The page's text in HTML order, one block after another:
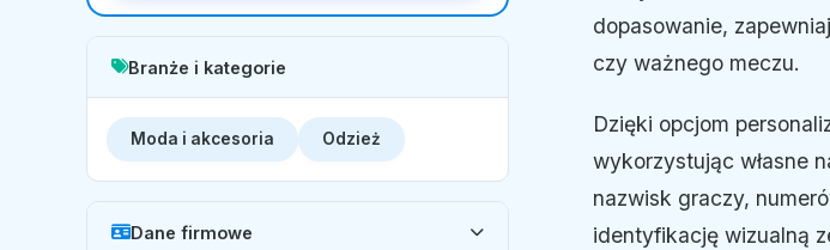
Branże i kategorie
Moda i akcesoria Odzież
Dane firmowe
dopasowanie,
czy ważnego meczu.
Dzięki opcjom
wykorzystując własne
nazwisk graczy,
identyfikację wizualną